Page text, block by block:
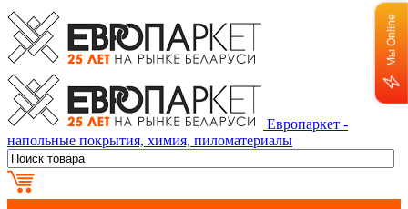
Европаркет -
напольные покрытия, химия, пиломатериалы
Мы Online